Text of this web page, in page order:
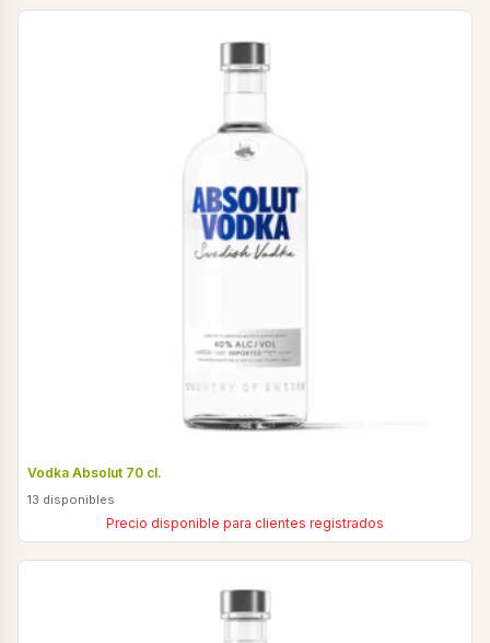
Vodka Absolut 70 cl.
13 disponibles
Precio disponible para clientes registrados